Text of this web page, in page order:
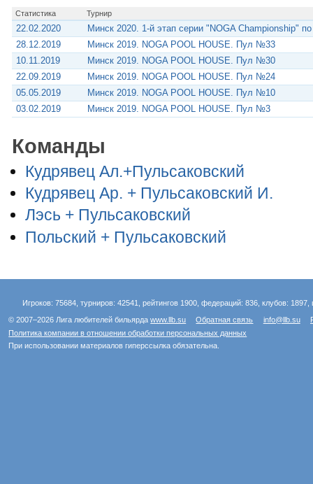
Статистика Турнир
22.02.2020
Минск 2020. 1-й этап серии "NOGA Championship"
28.12.2019
Минск 2019. NOGA POOL HOUSE. Пул №33
10.11.2019
Минск 2019. NOGA POOL HOUSE. Пул №30
22.09.2019
Минск 2019. NOGA POOL HOUSE. Пул №24
05.05.2019
Минск 2019. NOGA POOL HOUSE. Пул №10
03.02.2019
Минск 2019. NOGA POOL HOUSE. Пул №3
Команды
Кудрявец Ал.+Пульсаковский
Кудрявец Ар. + Пульсаковский И.
Лэсь + Пульсаковский
Польский + Пульсаковский
Игроков: 75684, турниров: 42541, рейтингов 1900, федераций: 836, клубов:
© 2007–2026 Лига любителей бильярдаwww.llb.su Обратная связь info@llb.su
Политика компании в отношении обработки персональных данных
При использовании материалов гиперссылка обязательна.